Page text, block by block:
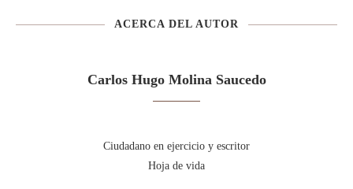
ACERCA DEL AUTOR
Carlos Hugo Molina Saucedo
Ciudadano en ejercicio y escritor
Hoja de vida